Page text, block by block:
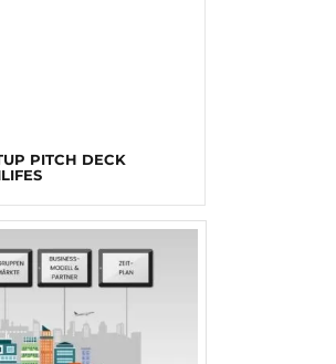
PITCH DECK